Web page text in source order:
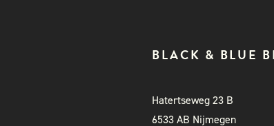
BLACK & BLUE
Hatertseweg 23 B
6533 AB Nijmegen